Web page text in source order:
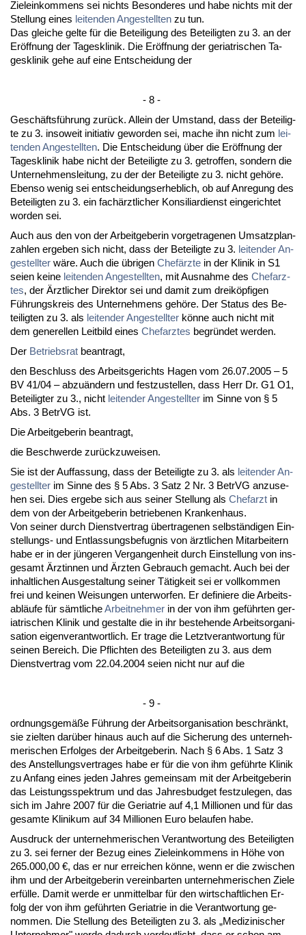
Ziel­ein­kom­mens sei nichts Be­son­de­res und ha­be nichts mit der
Stel­lung ei­nes lei­ten­den An­ge­stell­ten zu tun.
Das glei­che gel­te für die Be­tei­li­gung des Be­tei­lig­ten zu 3. an der
Eröff­nung der Ta­ges­kli­nik. Die Eröff­nung der ger­ia­tri­schen Ta­
ges­kli­nik ge­he auf ei­ne Ent­schei­dung der
- 8 -
Geschäftsführung zurück. Al­lein der Um­stand, dass der Be­tei­lig­
te zu 3. in­so­weit in­itia­tiv ge­wor­den sei, ma­che ihn nicht zum lei­
ten­den An­ge­stell­ten. Die Ent­schei­dung über die Eröff­nung der
Ta­ges­kli­nik ha­be nicht der Be­tei­lig­te zu 3. ge­trof­fen, son­dern die
Un­ter­neh­mens­lei­tung, zu der der Be­tei­lig­te zu 3. nicht gehöre.
Eben­so we­nig sei ent­schei­dungs­er­heb­lich, ob auf An­re­gung des
Be­tei­lig­ten zu 3. ein fachärzt­li­cher Kon­si­li­ar­dienst ein­ge­rich­tet
wor­den sei.
Auch aus den von der Ar­beit­ge­be­rin vor­ge­tra­ge­nen Um­satz­plan­
zah­len er­ge­ben sich nicht, dass der Be­tei­lig­te zu 3. lei­ten­der An­
ge­stell­ter wäre. Auch die übri­gen Chefärz­te in der Kli­nik in S1
sei­en kei­ne lei­ten­den An­ge­stell­ten, mit Aus­nah­me des Chef­arz­
tes, der Ärzt­li­cher Di­rek­tor sei und da­mit zum dreiköpfi­gen
Führungs­kreis des Un­ter­neh­mens gehöre. Der Sta­tus des Be­
tei­lig­ten zu 3. als lei­ten­der An­ge­stell­ter könne auch nicht mit
dem ge­ne­rel­len Leit­bild ei­nes Chef­arz­tes be­gründet wer­den.
Der Be­triebs­rat be­an­tragt,
den Be­schluss des Ar­beits­ge­richts Ha­gen vom 26.07.2005 – 5
BV 41/04 – ab­zuändern und fest­zu­stel­len, dass Herr Dr. G1 O1,
Be­tei­lig­ter zu 3., nicht lei­ten­der An­ge­stell­ter im Sin­ne von § 5
Abs. 3 Be­trVG ist.
Die Ar­beit­ge­be­rin be­an­tragt,
die Be­schwer­de zurück­zu­wei­sen.
Sie ist der Auf­fas­sung, dass der Be­tei­lig­te zu 3. als lei­ten­der An­
ge­stell­ter im Sin­ne des § 5 Abs. 3 Satz 2 Nr. 3 Be­trVG an­zu­se­
hen sei. Dies er­ge­be sich aus sei­ner Stel­lung als Chef­arzt in
dem von der Ar­beit­ge­be­rin be­trie­be­nen Kran­ken­haus.
Von sei­ner durch Dienst­ver­trag über­tra­ge­nen selbständi­gen Ein­
stel­lungs- und Ent­las­sungs­be­fug­nis von ärzt­li­chen Mit­ar­bei­tern
ha­be er in der jünge­ren Ver­gan­gen­heit durch Ein­stel­lung von ins­
ge­samt Ärz­tin­nen und Ärz­ten Ge­brauch ge­macht. Auch bei der
in­halt­li­chen Aus­ge­stal­tung sei­ner Tätig­keit sei er voll­kom­men
frei und kei­nen Wei­sun­gen un­ter­wor­fen. Er de­fi­nie­re die Ar­beits­
abläufe für sämt­li­cheAr­beit­neh­mer in der von ihm geführ­ten ger­
ia­tri­schen Kli­nik und ge­stal­te die in ihr be­ste­hen­de Ar­beits­or­ga­ni­
sa­ti­on ei­gen­ver­ant­wort­lich. Er tra­ge die Letzt­ver­ant­wor­tung für
sei­nen Be­reich. Die Pflich­ten des Be­tei­lig­ten zu 3. aus dem
Dienst­ver­trag vom 22.04.2004 sei­en nicht nur auf die
- 9 -
ord­nungs­gemäße Führung der Ar­beits­or­ga­ni­sa­ti­on be­schränkt,
sie ziel­ten darüber hin­aus auch auf die Si­che­rung des un­ter­neh­
me­ri­schen Er­fol­ges der Ar­beit­ge­be­rin. Nach § 6 Abs. 1 Satz 3
des An­stel­lungs­ver­tra­ges ha­be er für die von ihm geführ­te Kli­nik
zu An­fang ei­nes je­den Jah­res ge­mein­sam mit der Ar­beit­ge­be­rin
das Leis­tungs­spek­trum und das Jah­res­bud­get fest­zu­le­gen, das
sich im Jah­re 2007 für die Ger­ia­trie auf 4,1 Mil­lio­nen und für das
ge­sam­te Kli­ni­kum auf 34 Mil­lio­nen Eu­ro be­lau­fen ha­be.
Aus­druck der un­ter­neh­me­ri­schen Ver­ant­wor­tung des Be­tei­lig­ten
zu 3. sei fer­ner der Be­zug ei­nes Ziel­ein­kom­mens in Höhe von
265.000,00 €, das er nur er­rei­chen könne, wenn er die zwi­schen
ihm und der Ar­beit­ge­be­rin ver­ein­bar­ten un­ter­neh­me­ri­schen Zie­le
erfülle. Da­mit wer­de er un­mit­tel­bar für den wirt­schaft­li­chen Er­
folg der von ihm geführ­ten Ger­ia­trie in die Ver­ant­wor­tung ge­
nom­men. Die Stel­lung des Be­tei­lig­ten zu 3. als „Me­di­zi­ni­scher